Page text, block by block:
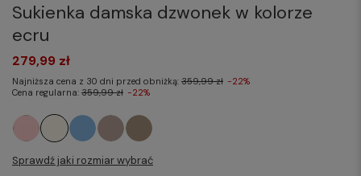
Sukienka damska dzwonek w kolorze
ecru
Sprawdź jaki rozmiar wybrać
279,99 zł
Najniższa cena z 30 dni przed obniżką: 359,99 zł -22%
Cena regularna: 359,99 zł -22%